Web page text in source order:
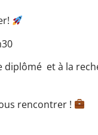
et à la
rencontrer !